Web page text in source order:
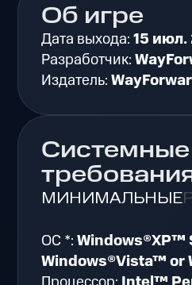
Об игре
Дата выхода:15 июл.
Разработчик:
Издатель:
Системные
МИНИМАЛЬНЫЕ
ОС *:Windows®XP™
Windows®Vista™ or